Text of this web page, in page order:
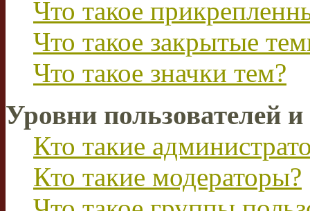
Что такое
Что такое закрытые
Что такое значки тем?
Уровни пользователей
Кто такие
Кто такие модераторы?